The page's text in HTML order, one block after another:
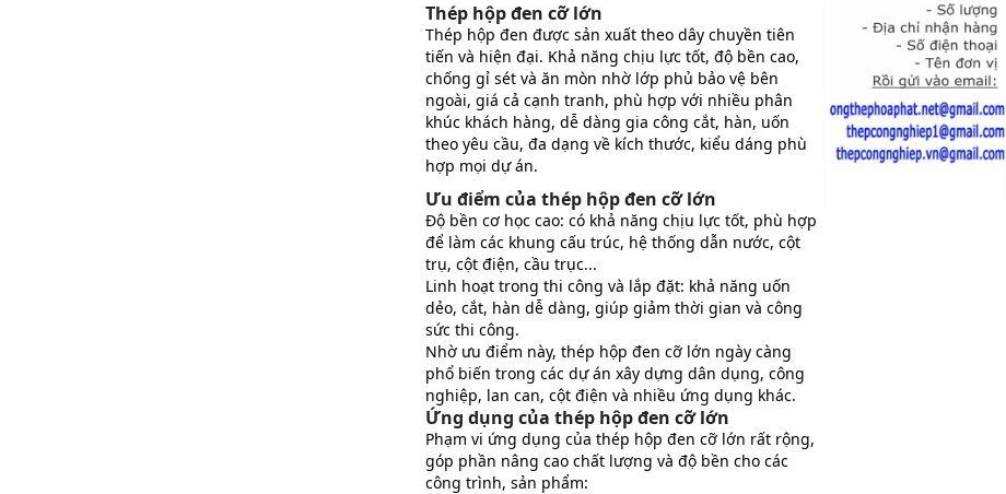
Thép hộp đen cỡ lớn
Thép hộp đen được sản xuất theo dây chuyền tiên
tiến và hiện đại. Khả năng chịu lực tốt, độ bền cao,
chống gỉ sét và ăn mòn nhờ lớp phủ bảo vệ bên
ngoài, giá cả cạnh tranh, phù hợp với nhiều phân
khúc khách hàng, dễ dàng gia công cắt, hàn, uốn
theo yêu cầu, đa dạng về kích thước, kiểu dáng phù
hợp mọi dự án.
Ưu điểm của thép hộp đen cỡ lớn
Độ bền cơ học cao: có khả năng chịu lực tốt, phù hợp
để làm các khung cấu trúc, hệ thống dẫn nước, cột
trụ, cột điện, cầu trục...
Linh hoạt trong thi công và lắp đặt: khả năng uốn
dẻo, cắt, hàn dễ dàng, giúp giảm thời gian và công
sức thi công.
Nhờ ưu điểm này, thép hộp đen cỡ lớn ngày càng
phổ biến trong các dự án xây dựng dân dụng, công
nghiệp, lan can, cột điện và nhiều ứng dụng khác.
Ứng dụng của thép hộp đen cỡ lớn
Phạm vi ứng dụng của thép hộp đen cỡ lớn rất rộng,
góp phần nâng cao chất lượng và độ bền cho các
công trình, sản phẩm: